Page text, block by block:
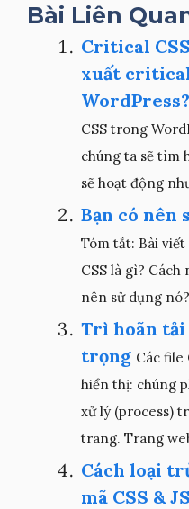
Bài Liên
Critical
xuất
WordPress?
CSS trong
chúng ta sẽ tìm
sẽ hoạt động
Bạn có nên
Tóm tắt: Bài
CSS là gì?
nên sử dụng
Trì hoãn tải
trọng Các file
hiển thị: chúng
xử lý (process)
trang. Trang
Cách loại
mã CSS &